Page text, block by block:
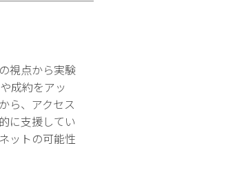
視点から実験
成約をアッ
ら、アクセス
に支援してい
ットの可能性